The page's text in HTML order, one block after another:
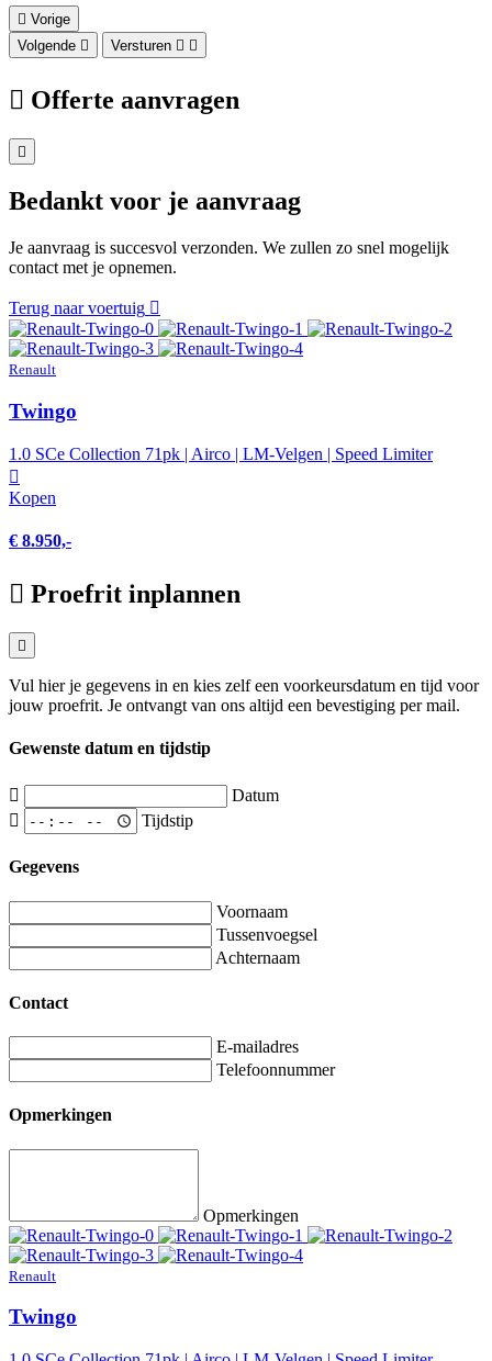
Vorige
Volgende
Versturen
Offerte aanvragen
Bedankt voor je aanvraag
Je aanvraag is succesvol verzonden. We zullen zo snel mogelijk
contact met je opnemen.
Terug naar voertuig
Renault
Twingo
1.0 SCe Collection 71pk | Airco | LM-Velgen | Speed Limiter
Kopen
€ 8.950,-
Proefrit inplannen
Vul hier je gegevens in en kies zelf een voorkeursdatum en tijd voor
jouw proefrit. Je ontvangt van ons altijd een bevestiging per mail.
Gewenste datum en tijdstip
Datum
Tijdstip
Gegevens
Voornaam
Tussenvoegsel
Achternaam
Contact
E-mailadres
Telefoonnummer
Opmerkingen
Opmerkingen
Renault
Twingo